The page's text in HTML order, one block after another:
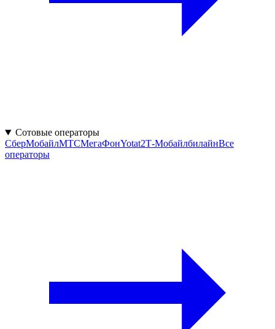
Сотовые операторы
СберМобайлМТСМегаФонYotat2Т‑МобайлбилайнВсе
операторы